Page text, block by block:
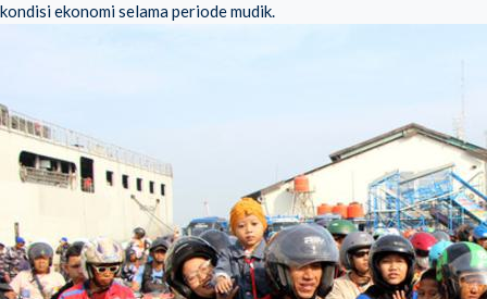
kondisi ekonomi selama periode mudik.